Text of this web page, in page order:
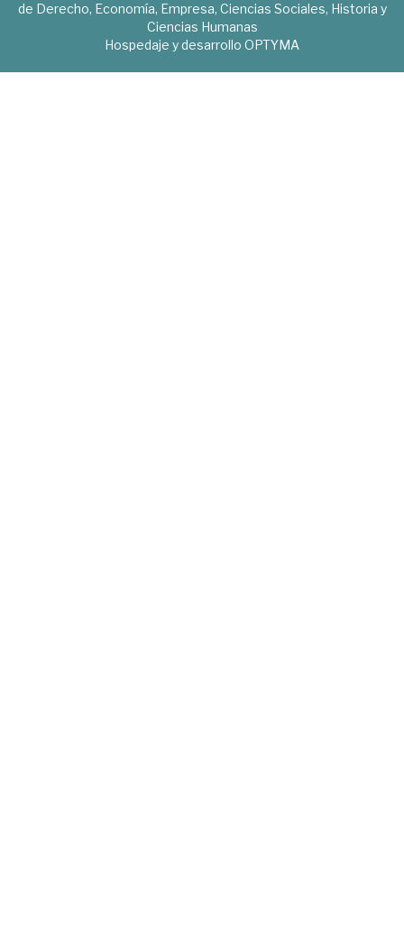
de Derecho, Economía, Empresa, Ciencias Sociales, Historia y
Ciencias Humanas
Hospedaje y desarrollo OPTYMA